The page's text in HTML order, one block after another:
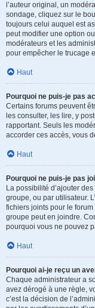
l’auteur original, un
sondage, cliquez sur le
toujours celui auquel est
peut modifier une option
modérateurs et les
pour empêcher le trucage
Haut
Pourquoi ne puis-je pas
Certains forums peuvent
les consulter, les lire, y
rapportant. Seuls les
accorder ces accès, vous
Haut
Pourquoi ne puis-je pas
La possibilité d’ajouter
groupe, ou par utilisateur.
fichiers joints pour le
groupe peut en joindre.
pourquoi vous ne pouvez
Haut
Pourquoi ai-je reçu un
Chaque administrateur a
avez dérogé à une règle,
c’est la décision de